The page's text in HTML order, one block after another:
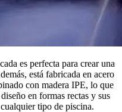
es perfecta para crear una
está fabricada en acero
con madera IPE, lo que
en formas rectas y sus
tipo de piscina.